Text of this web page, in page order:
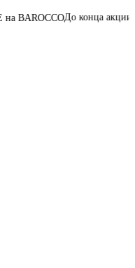
До конца акции07:11:37:59